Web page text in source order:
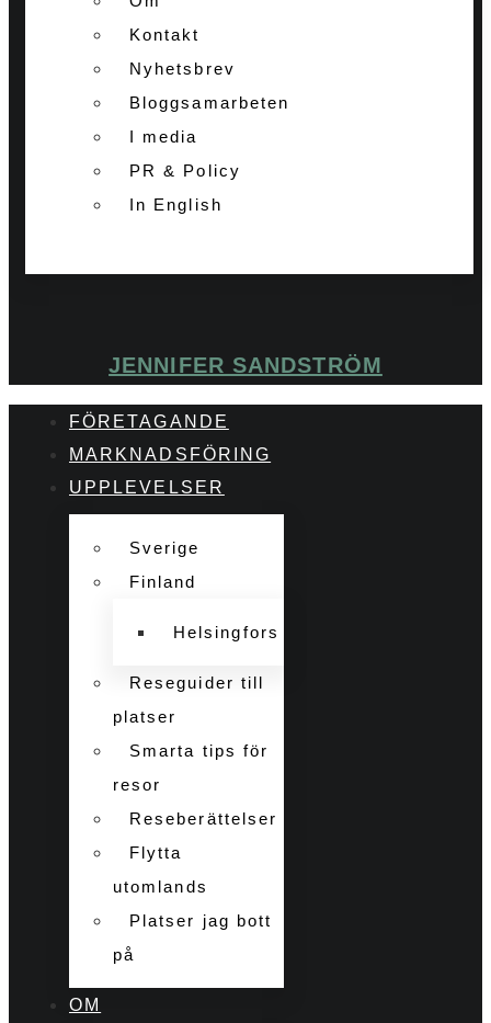
Kontakt
Nyhetsbrev
Bloggsamarbeten
I media
PR & Policy
In English
JENNIFER SANDSTRÖM
FÖRETAGANDE
MARKNADSFÖRING
UPPLEVELSER
Sverige
Finland
Helsingfors
Reseguider till
platser
Smarta tips för
resor
Reseberättelser
Flytta
utomlands
Platser jag bott
på
OM